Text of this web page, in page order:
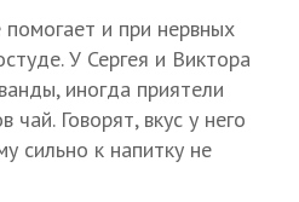
помогает и при нервных
У Сергея и Виктора
иногда приятели
чай. Говорят, вкус у него
сильно к напитку не